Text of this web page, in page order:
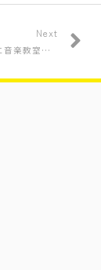
Next
江戸川区葛西に音楽教室がオープン！2022年2月にニコットミュージック2号店が開校します！